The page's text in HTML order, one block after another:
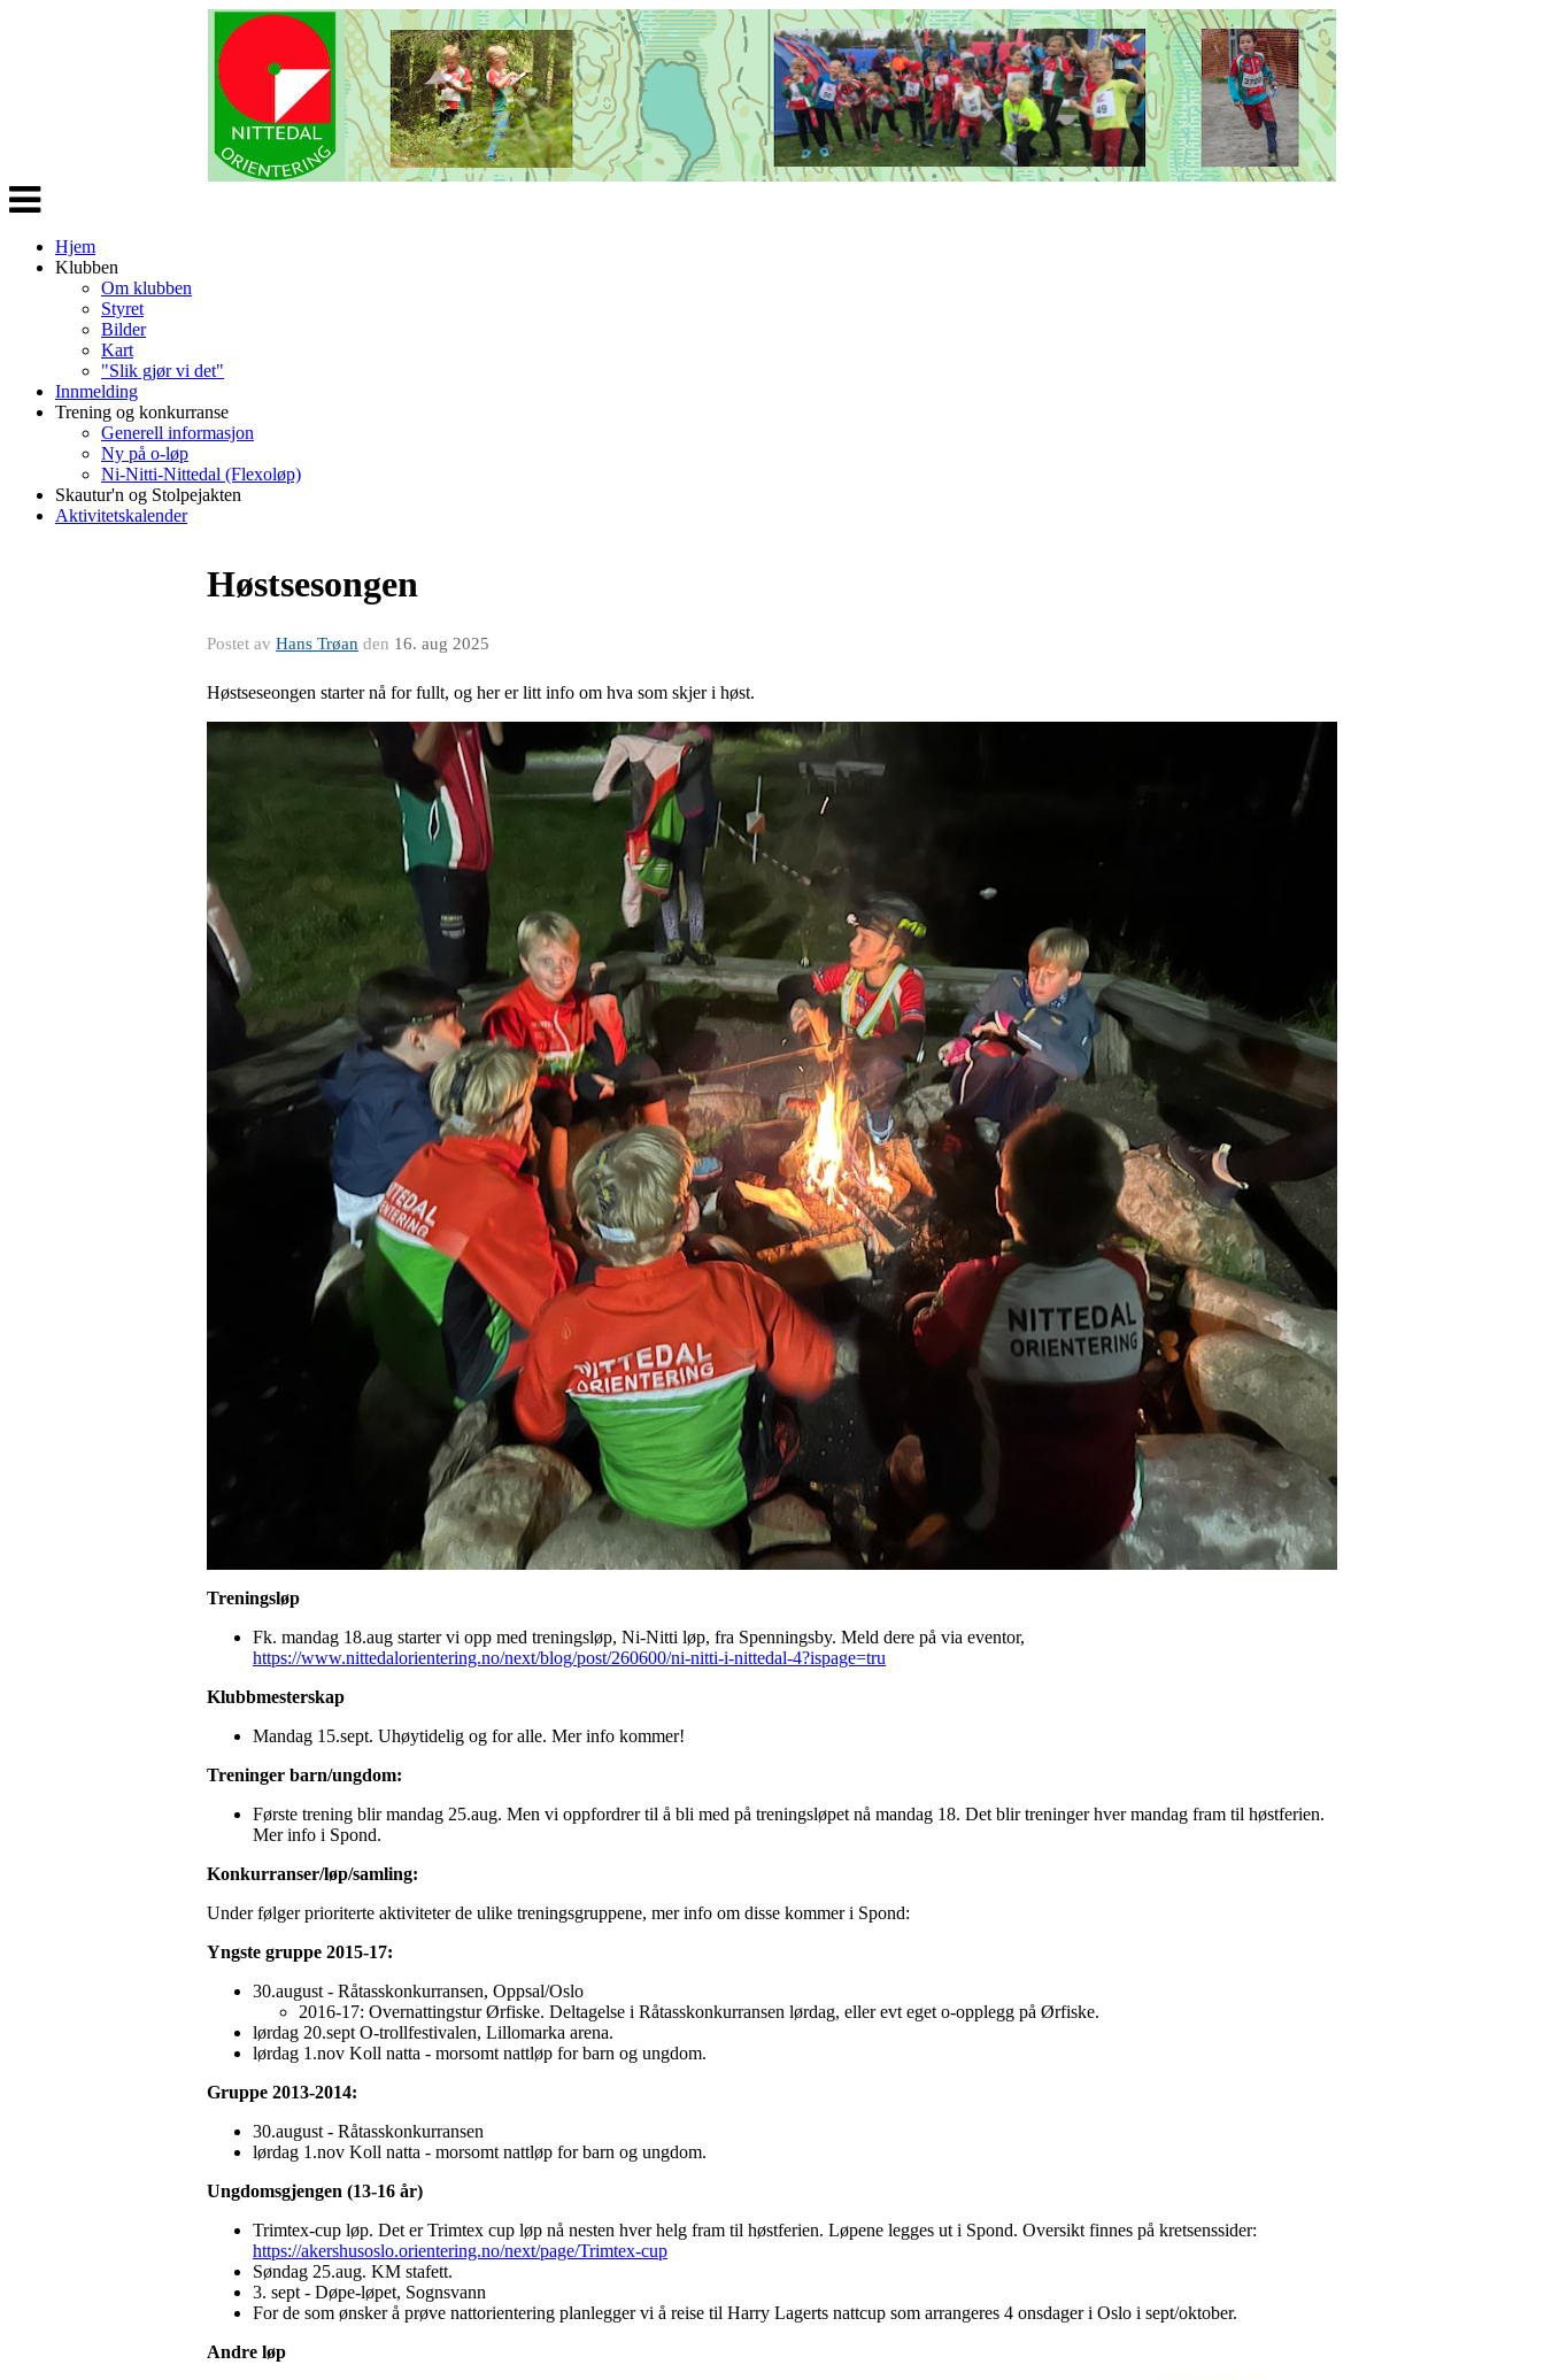
Veksle
navigasjon
Hjem
Klubben
Om klubben
Styret
Bilder
Kart
"Slik gjør vi det"
Innmelding
Trening og konkurranse
Generell informasjon
Ny på o-løp
Ni-Nitti-Nittedal (Flexoløp)
Skautur'n og Stolpejakten
Aktivitetskalender
Høstsesongen
Postet av Hans Trøan den 16. aug 2025
Høstseseongen starter nå for fullt, og her er litt info om hva som skjer i høst.
Treningsløp
Fk. mandag 18.aug starter vi opp med treningsløp, Ni-Nitti løp, fra Spenningsby. Meld dere på via eventor,
https://www.nittedalorientering.no/next/blog/post/260600/ni-nitti-i-nittedal-4?ispage=tru
Klubbmesterskap
Mandag 15.sept. Uhøytidelig og for alle. Mer info kommer!
Treninger barn/ungdom:
Første trening blir mandag 25.aug. Men vi oppfordrer til å bli med på treningsløpet nå mandag 18. Det blir treninger hver mandag fram til høstferien.
Mer info i Spond.
Konkurranser/løp/samling:
Under følger prioriterte aktiviteter de ulike treningsgruppene, mer info om disse kommer i Spond:
Yngste gruppe 2015-17:
30.august - Råtasskonkurransen, Oppsal/Oslo
2016-17: Overnattingstur Ørfiske. Deltagelse i Råtasskonkurransen lørdag, eller evt eget o-opplegg på Ørfiske.
lørdag 20.sept O-trollfestivalen, Lillomarka arena.
lørdag 1.nov Koll natta - morsomt nattløp for barn og ungdom.
Gruppe 2013-2014:
30.august - Råtasskonkurransen
lørdag 1.nov Koll natta - morsomt nattløp for barn og ungdom.
Ungdomsgjengen (13-16 år)
Trimtex-cup løp. Det er Trimtex cup løp nå nesten hver helg fram til høstferien. Løpene legges ut i Spond. Oversikt finnes på kretsenssider:
https://akershusoslo.orientering.no/next/page/Trimtex-cup
Søndag 25.aug. KM stafett.
3. sept - Døpe-løpet, Sognsvann
For de som ønsker å prøve nattorientering planlegger vi å reise til Harry Lagerts nattcup som arrangeres 4 onsdager i Oslo i sept/oktober.
Andre løp